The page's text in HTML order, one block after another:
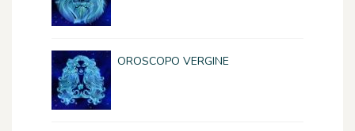
OROSCOPO VERGINE